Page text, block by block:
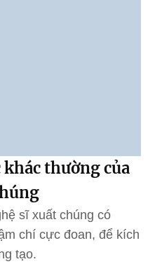
thường của
sĩ xuất chúng có
chí cực đoan, để kích
tạo.